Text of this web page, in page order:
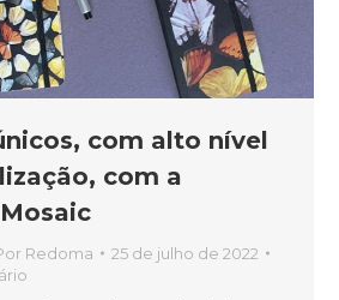
com alto nível
com a
Redoma
25 de julho de 2022